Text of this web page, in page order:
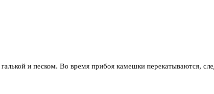
и песком. Во время прибоя камешки перекатываются,